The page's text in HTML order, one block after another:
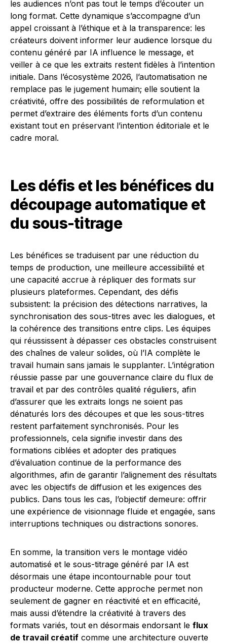
les audiences n’ont pas tout le temps d’écouter un
long format. Cette dynamique s’accompagne d’un
appel croissant à l’éthique et à la transparence: les
créateurs doivent informer leur audience lorsque du
contenu généré par IA influence le message, et
veiller à ce que les extraits restent fidèles à l’intention
initiale. Dans l’écosystème 2026, l’automatisation ne
remplace pas le jugement humain; elle soutient la
créativité, offre des possibilités de reformulation et
permet d’extraire des éléments forts d’un contenu
existant tout en préservant l’intention éditoriale et le
cadre moral.
Les défis et les bénéfices du
découpage automatique et
du sous-titrage
Les bénéfices se traduisent par une réduction du
temps de production, une meilleure accessibilité et
une capacité accrue à répliquer des formats sur
plusieurs plateformes. Cependant, des défis
subsistent: la précision des détections narratives, la
synchronisation des sous-titres avec les dialogues, et
la cohérence des transitions entre clips. Les équipes
qui réussissent à dépasser ces obstacles construisent
des chaînes de valeur solides, où l’IA complète le
travail humain sans jamais le supplanter. L’intégration
réussie passe par une gouvernance claire du flux de
travail et par des contrôles qualité réguliers, afin
d’assurer que les extraits longs ne soient pas
dénaturés lors des découpes et que les sous-titres
restent parfaitement synchronisés. Pour les
professionnels, cela signifie investir dans des
formations ciblées et adopter des pratiques
d’évaluation continue de la performance des
algorithmes, afin de garantir l’alignement des résultats
avec les objectifs de diffusion et les exigences des
publics. Dans tous les cas, l’objectif demeure: offrir
une expérience de visionnage fluide et engagée, sans
interruptions techniques ou distractions sonores.
En somme, la transition vers le montage vidéo
automatisé et le sous-titrage généré par IA est
désormais une étape incontournable pour tout
producteur moderne. Cette approche permet non
seulement de gagner en réactivité et en efficacité,
mais aussi d’étendre la créativité à travers des
formats variés, tout en désormais endorsant le flux
de travail créatif comme une architecture ouverte